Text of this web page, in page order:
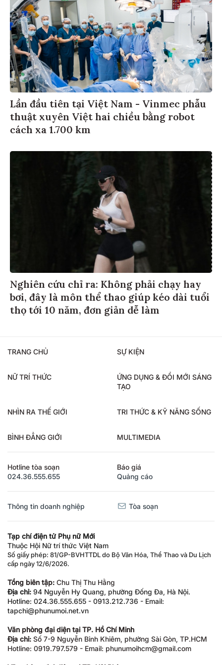
Lần đầu tiên tại Việt Nam - Vinmec phẫu
thuật xuyên Việt hai chiều bằng robot
cách xa 1.700 km
Nghiên cứu chỉ ra: Không phải chạy hay
bơi, đây là môn thể thao giúp kéo dài tuổi
thọ tới 10 năm, đơn giản dễ làm
TRANG CHỦ SỰ KIỆN
NỮ TRÍ THỨC
ỨNG DỤNG & ĐỔI MỚI SÁNG
TẠO
NHÌN RA THẾ GIỚI TRI THỨC & KỸ NĂNG SỐNG
BÌNH ĐẲNG GIỚI MULTIMEDIA
Hotline tòa soạn
024.36.555.655
Báo giá
Quảng cáo
Thông tin doanh nghiệp Tòa soạn
Tạp chí điện tử Phụ nữ Mới
Thuộc Hội Nữ trí thức Việt Nam
Số giấy phép: 81/GP-BVHTTDL do Bộ Văn Hóa, Thể Thao và Du Lịch
cấp ngày 12/6/2026.
Tổng biên tập: Chu Thị Thu Hằng
Địa chỉ: 94 Nguyễn Hy Quang, phường Đống Đa, Hà Nội.
Hotline: 024.36.555.655 - 0913.212.736 - Email:
tapchi@phunumoi.net.vn
Văn phòng đại diện tại TP. Hồ Chí Minh
Địa chỉ: Số 7-9 Nguyễn Bỉnh Khiêm, phường Sài Gòn, TP.HCM
Hotline: 0919.797.579 - Email: phunumoihcm@gmail.com